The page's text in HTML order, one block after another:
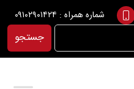
شماره همراه : ۰۹۱۰۲۹۰۱۴۲۴
جستجو